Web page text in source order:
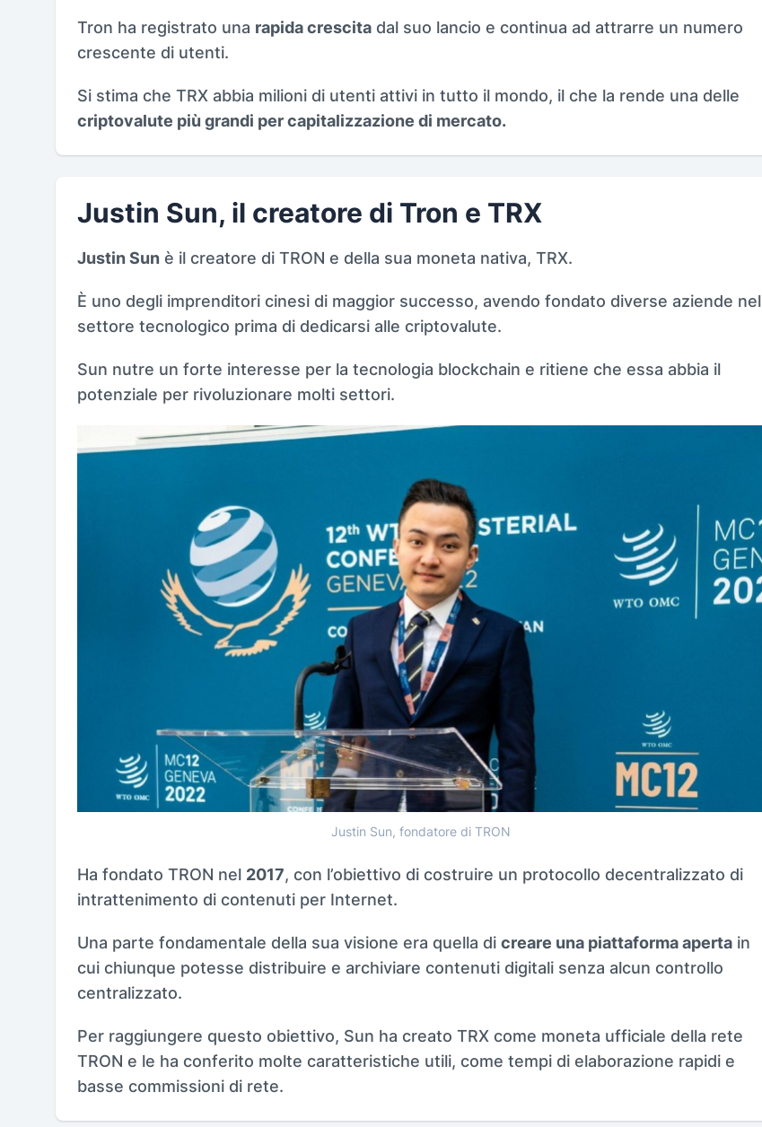
Tron ha registrato una rapida crescita dal suo lancio e continua ad attrarre un numero
crescente di utenti.
Si stima che TRX abbia milioni di utenti attivi in tutto il mondo, il che la rende una delle
criptovalute più grandi per capitalizzazione di mercato.
Justin Sun, il creatore di Tron e TRX
Justin Sun è il creatore di TRON e della sua moneta nativa, TRX.
È uno degli imprenditori cinesi di maggior successo, avendo fondato diverse aziende nel
settore tecnologico prima di dedicarsi alle criptovalute.
Sun nutre un forte interesse per la tecnologia blockchain e ritiene che essa abbia il
potenziale per rivoluzionare molti settori.
Justin Sun, fondatore di TRON
Ha fondato TRON nel 2017, con l’obiettivo di costruire un protocollo decentralizzato di
intrattenimento di contenuti per Internet.
Una parte fondamentale della sua visione era quella di creare una piattaforma aperta in
cui chiunque potesse distribuire e archiviare contenuti digitali senza alcun controllo
centralizzato.
Per raggiungere questo obiettivo, Sun ha creato TRX come moneta ufficiale della rete
TRON e le ha conferito molte caratteristiche utili, come tempi di elaborazione rapidi e
basse commissioni di rete.